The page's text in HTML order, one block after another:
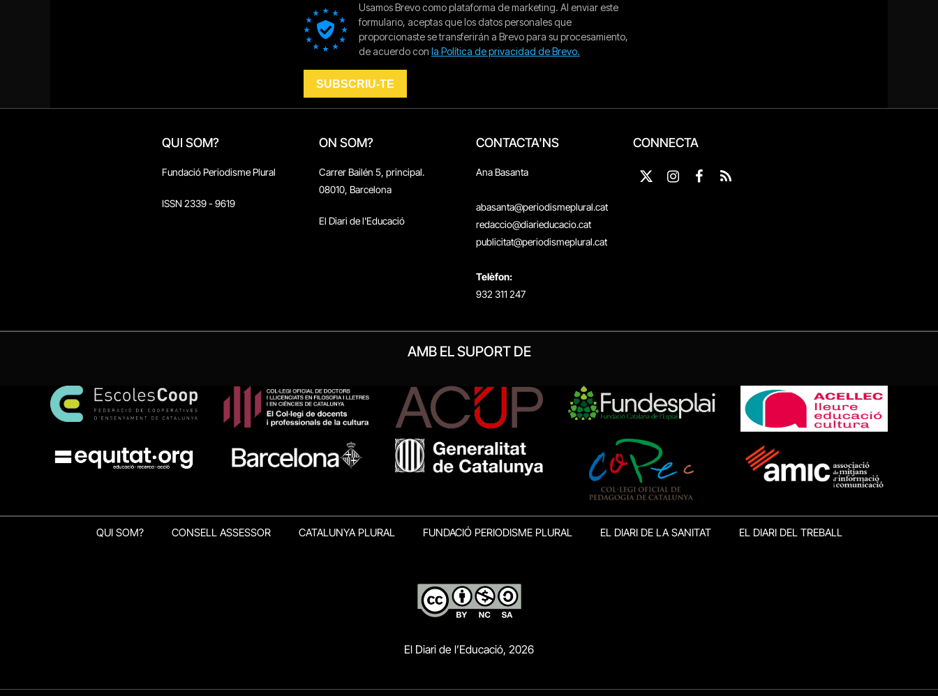
QUI SOM?
Fundació Periodisme Plural
ISSN 2339 - 9619
ON SOM?
Carrer Bailén 5, principal.
08010, Barcelona
El Diari de l'Educació
CONTACTA'NS
Ana Basanta
abasanta@periodismeplural.cat
redaccio@diarieducacio.cat
publicitat@periodismeplural.cat
Telèfon:
932 311 247
CONNECTA
X
Instagram
Facebook
RSS
AMB EL SUPORT DE
QUI SOM? CONSELL ASSESSOR CATALUNYA PLURAL FUNDACIÓ PERIODISME PLURAL EL DIARI DE LA SANITAT EL DIARI DEL TREBALL
El Diari de l’Educació, 2026